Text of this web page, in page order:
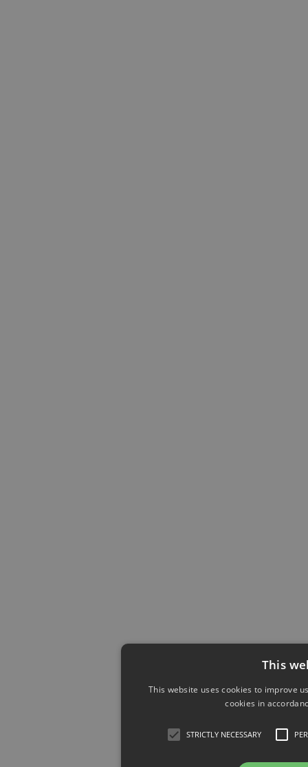
This
This website uses cookies to improve
cookies in
STRICTLY NECESSARY